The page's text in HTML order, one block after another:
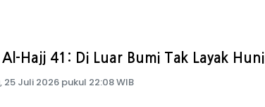
Al-Hajj 41: Di Luar Bumi Tak Layak Huni
25 Juli 2026 pukul 22:08 WIB